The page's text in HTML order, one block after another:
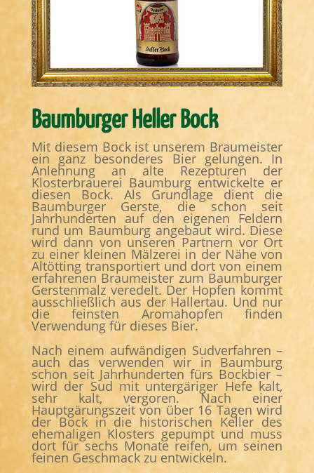
Baumburger Heller Bock
Mit diesem Bock ist unserem Braumeister
ein ganz besonderes Bier gelungen. In
Anlehnung an alte Rezepturen der
Klosterbrauerei Baumburg entwickelte er
diesen Bock. Als Grundlage dient die
Baumburger Gerste, die schon seit
Jahrhunderten auf den eigenen Feldern
rund um Baumburg angebaut wird. Diese
wird dann von unseren Partnern vor Ort
zu einer kleinen Mälzerei in der Nähe von
Altötting transportiert und dort von einem
erfahrenen Braumeister zum Baumburger
Gerstenmalz veredelt. Der Hopfen kommt
ausschließlich aus der Hallertau. Und nur
die feinsten Aromahopfen finden
Verwendung für dieses Bier.
Nach einem aufwändigen Sudverfahren –
auch das verwenden wir in Baumburg
schon seit Jahrhunderten fürs Bockbier –
wird der Sud mit untergäriger Hefe kalt,
sehr kalt, vergoren. Nach einer
Hauptgärungszeit von über 16 Tagen wird
der Bock in die historischen Keller des
ehemaligen Klosters gepumpt und muss
dort für sechs Monate reifen, um seinen
feinen Geschmack zu entwickeln.